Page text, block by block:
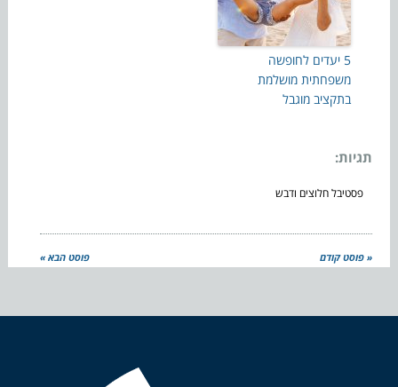
5 יעדים לחופשה
משפחתית מושלמת
בתקציב מוגבל
תגיות:
פסטיבל חלוצים ודבש
« פוסט קודם פוסט הבא »